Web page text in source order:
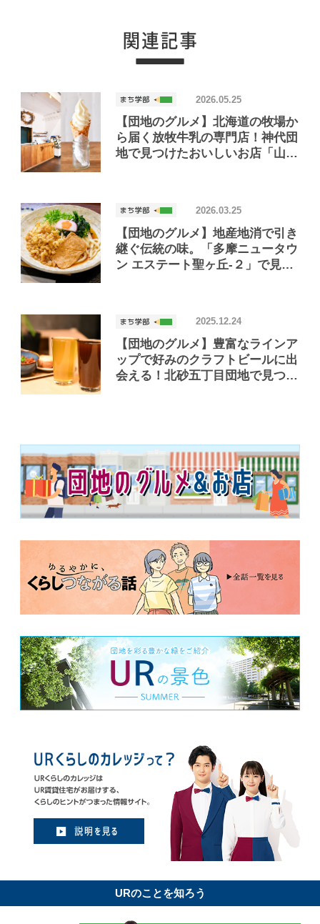
【団地のグルメ】北海道の牧場か
ら届く放牧牛乳の専門店！神代団
地で見つけたおいしいお店「山本
2026.05.25
【団地のグルメ】地産地消で引き
継ぐ伝統の味。「多摩ニュータウ
ン エステート聖ヶ丘‐２」で見つ
2026.03.25
【団地のグルメ】豊富なラインア
ップで好みのクラフトビールに出
会える！北砂五丁目団地で見つけ
2025.12.24
URのことを知ろう